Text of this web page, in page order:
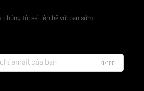
chúng tôi sẽ liên hệ với bạn sớm.
0/100